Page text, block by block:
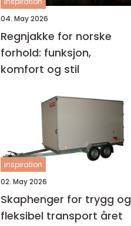
04. May 2026
Regnjakke for norske
forhold: funksjon,
komfort og stil
inspiration
02. May 2026
Skaphenger for trygg og
fleksibel transport året